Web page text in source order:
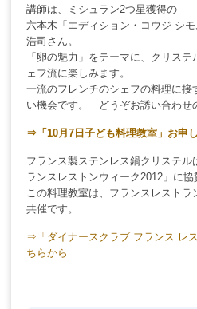
講師は、ミシュラン2つ星獲得の
六本木「エディション・コウジ シ
浩司さん。
「卵の魅力」をテーマに、クリス
ェフ流に楽しみます。
一流のフレンチのシェフの料理に接
い機会です。 どうぞお誘い合わせ
⇒「10月7日子ども料理教室」お申
フランス製ステンレス鍋クリステ
ランスレストンウィーク2012」に協
この料理教室は、フランスレスト
共催です。
⇒「ダイナースクラブ フランス レ
ちらから